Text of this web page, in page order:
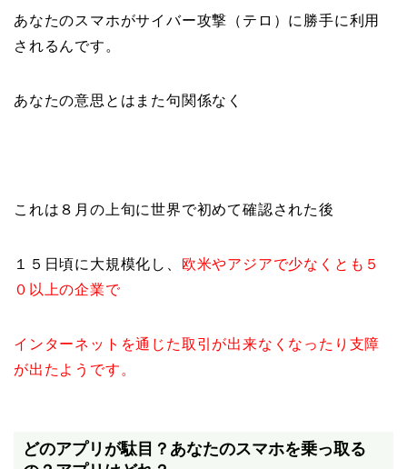
あなたのスマホがサイバー攻撃（テロ）に勝手に利用
されるんです。
あなたの意思とはまた句関係なく
これは８月の上旬に世界で初めて確認された後
１５日頃に大規模化し、 欧米やアジアで少なくとも５
０以上の企業で
インターネットを通じた取引が出来なくなったり支障
が出たようです。
どのアプリが駄目？あなたのスマホを乗っ取る